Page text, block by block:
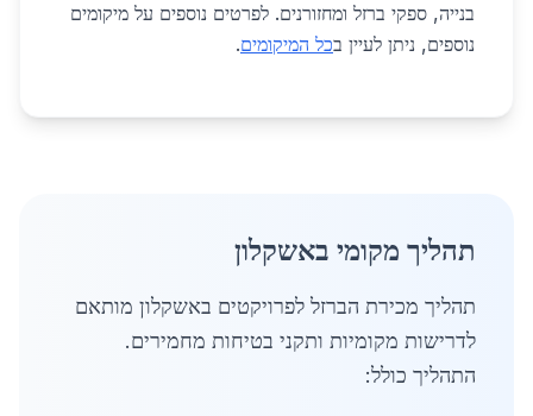
בנייה, ספקי ברזל ומחזורנים. לפרטים נוספים על מיקומים
נוספים, ניתן לעיין בכל המיקומים.
תהליך מקומי באשקלון
תהליך מכירת הברזל לפרויקטים באשקלון מותאם
לדרישות מקומיות ותקני בטיחות מחמירים.
התהליך כולל: